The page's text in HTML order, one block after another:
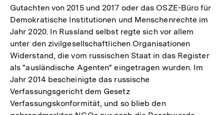
Gutachten von 2015 und 2017 oder das OSZE-Büro für
Demokratische Institutionen und Menschenrechte im
Jahr 2020. In Russland selbst regte sich vor allem
unter den zivilgesellschaftlichen Organisationen
Widerstand, die vom russischen Staat in das Register
als "ausländische Agenten" eingetragen wurden. Im
Jahr 2014 bescheinigte das russische
Verfassungsgericht dem Gesetz
Verfassungskonformität, und so blieb den